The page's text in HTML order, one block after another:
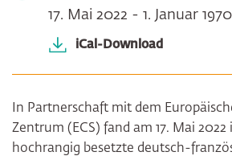
17. Mai 2022 - 1. Januar 1970
iCal-Download
In Partnerschaft mit dem
Zentrum (ECS) fand am 17. Mai
hochrangig besetzte deutsch-